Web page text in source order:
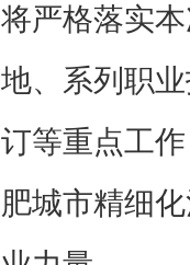
将严格落实
地、系列职
订等重点工
肥城市精细